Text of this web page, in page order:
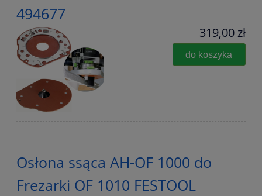
494677
319,00 zł
do koszyka
Osłona ssąca AH-OF 1000 do
Frezarki OF 1010 FESTOOL